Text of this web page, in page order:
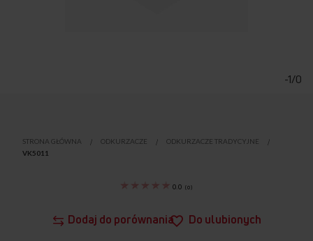
-1/0
STRONA GŁÓWNA ODKURZACZE
ODKURZACZE TRADYCYJNE
VK5011
Dodaj do porównania Do ulubionych
0.0 (0)